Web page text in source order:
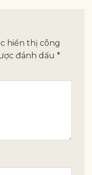
hiển thị công
đánh dấu *